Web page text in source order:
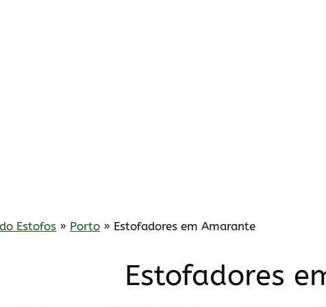
Estofos » Porto » Estofadores em Amarante
Estofadores